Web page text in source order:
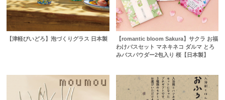
【津軽びいどろ】泡づくりグラス 日本製
【romantic bloom Sakura】サクラ お福
わけバスセット マネキネコ ダルマ とろ
みバスパウダー2包入り 桜【日本製】